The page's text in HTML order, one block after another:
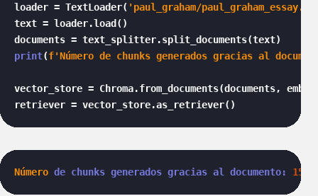
loader = TextLoader( 'paul_graham/
text = loader.load()
print(f'Número de chunks generados gracias al
vector_store = Chroma.from_documents(documents,
retriever = vector_store.as_retriever()
Número de chunks generados gracias al documento: 158